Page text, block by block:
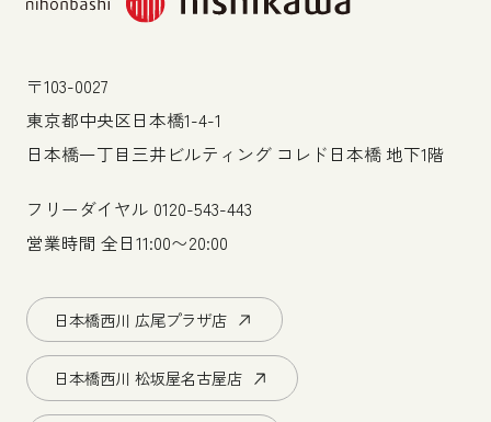
〒103-0027
東京都中央区日本橋1-4-1
日本橋一丁目三井ビルティング コレド日本橋 地下1階
フリーダイヤル 0120-543-443
営業時間 全日11:00〜20:00
日本橋西川 広尾プラザ店
日本橋西川 松坂屋名古屋店